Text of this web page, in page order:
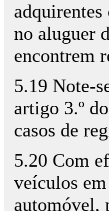
no aluguer
encontrem
5.19 Note-
artigo 3.º
casos de
5.20 Com
veículos
automóvel,